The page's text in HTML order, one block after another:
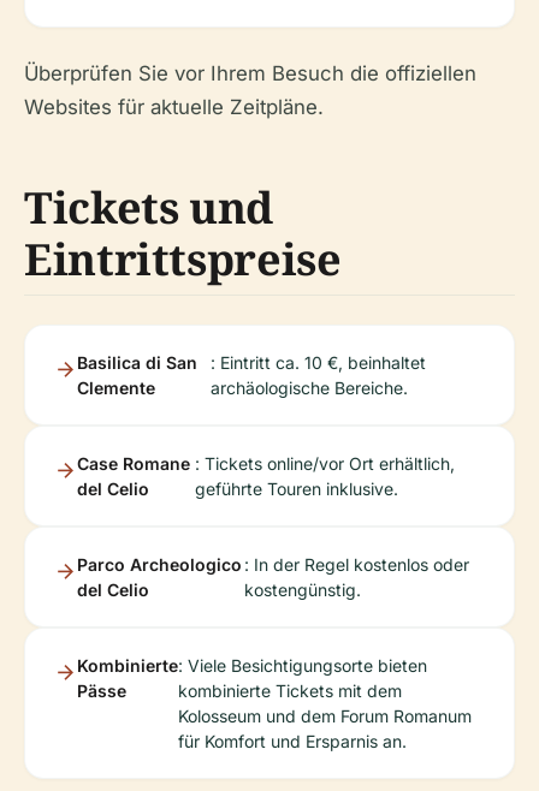
Überprüfen Sie vor Ihrem Besuch die offiziellen
Websites für aktuelle Zeitpläne.
Tickets und
Eintrittspreise
Basilica di San
Clemente
: Eintritt ca. 10 €, beinhaltet
archäologische Bereiche.
Case Romane
del Celio
: Tickets online/vor Ort erhältlich,
geführte Touren inklusive.
Parco Archeologico
del Celio
: In der Regel kostenlos oder
kostengünstig.
Kombinierte
Pässe
: Viele Besichtigungsorte bieten
kombinierte Tickets mit dem
Kolosseum und dem Forum Romanum
für Komfort und Ersparnis an.